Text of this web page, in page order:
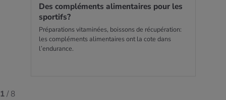
Des com­plé­ments ali­men­taires pour les
spor­tifs?
Préparations vitaminées, boissons de récupération:
les compléments alimentaires ont la cote dans
l’endurance.
1/ 8